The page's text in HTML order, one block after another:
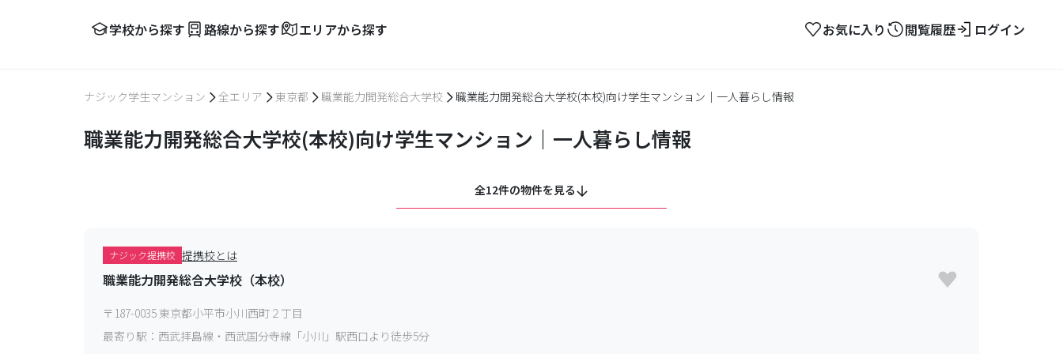
学校から探す 路線から探す エリアから探す お気に入り 閲覧履歴 ログイン
ナジック学生マンション 全エリア 東京都 職業能力開発総合大学校 職業能力開発総合大学校(本校)向け学生マンション｜一人暮らし情報
職業能力開発総合大学校(本校)向け学生マンション｜一人暮らし情報
全12件の物件を見る
ナジック提携校 提携校とは
職業能力開発総合大学校（本校）
〒 187-0035東京都小平市小川西町２丁目
最寄り駅： 西武拝島線・西武国分寺線「小川」駅西口より徒歩5分